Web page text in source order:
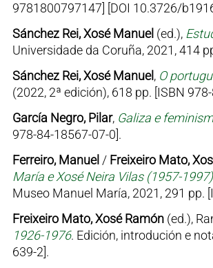
9781800797147] [DOI 10.3726/
Sánchez Rei, Xosé Manuel (ed.),
Universidade da Coruña, 2021, 414
Sánchez Rei, Xosé Manuel, O
(2022, 2ª edición), 618 pp. [ISBN
García Negro, Pilar, Galiza e
978-84-18567-07-0].
Ferreiro, Manuel / Freixeiro Mato,
María e Xosé Neira Vilas (1957-1997)
Museo Manuel María, 2021, 291 pp.
Freixeiro Mato, Xosé Ramón(ed.),
1926-1976. Edición, introdución e
639-2].